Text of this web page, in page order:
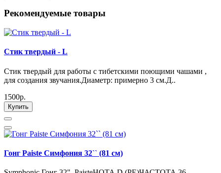
Рекомендуемые товары
Стик твердый - L
Стик твердый для работы с тибетскими поющими чашами ,
для создания звучания.Диаметр: примерно 3 см.Д..
1500р.
Купить
Гонг Paiste Симфония 32`` (81 см)